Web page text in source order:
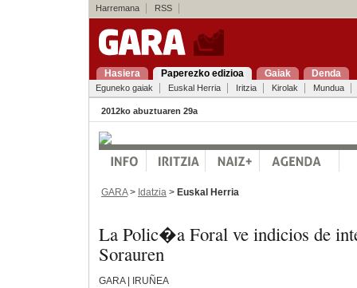
Harremana RSS
Hasiera Paperezko edizioa Gaiak Denda
Eguneko gaiak Euskal Herria Iritzia Kirolak Mundua
2012ko abuztuaren 29a
GARA> Idatzia > Euskal Herria
La Polic�a Foral ve indicios de
Sorauren
GARA | IRUÑEA